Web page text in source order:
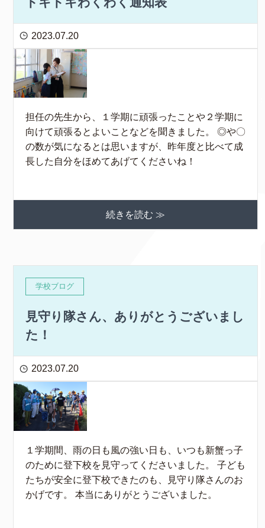
2023.07.20
担任の先生から、１学期に頑張ったことや２学期に
向けて頑張るとよいことなどを聞きました。 ◎や〇
の数が気になるとは思いますが、昨年度と比べて成
長した自分をほめてあげてくださいね！
続きを読む ≫
学校ブログ
見守り隊さん、ありがとうございまし
た！
2023.07.20
１学期間、雨の日も風の強い日も、いつも新蟹っ子
のために登下校を見守ってくださいました。 子ども
たちが安全に登下校できたのも、見守り隊さんのお
かげです。 本当にありがとうございました。